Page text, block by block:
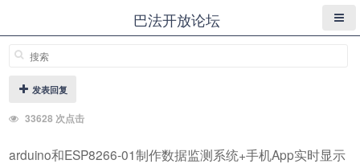
巴法开放论坛
发表回复
33628 次点击
arduino和ESP8266-01制作数据监测系统+手机App实时显示